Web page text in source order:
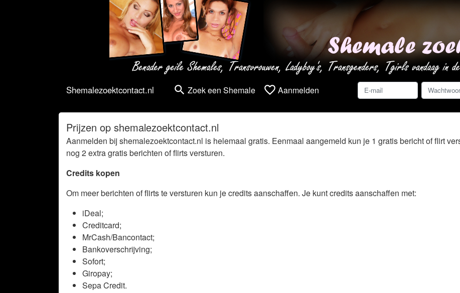
Shemalezoektcontact.nl search Zoek een Shemale favorite_border Aanmelden
Prijzen op shemalezoektcontact.nl
Aanmelden bij shemalezoektcontact.nl is helemaal gratis. Eenmaal aangemeld kun je 1 gratis bericht of flirt
nog 2 extra gratis berichten of flirts versturen.
Credits kopen
Om meer berichten of flirts te versturen kun je credits aanschaffen. Je kunt credits aanschaffen met:
iDeal;
Creditcard;
MrCash/Bancontact;
Bankoverschrijving;
Sofort;
Giropay;
Sepa Credit.